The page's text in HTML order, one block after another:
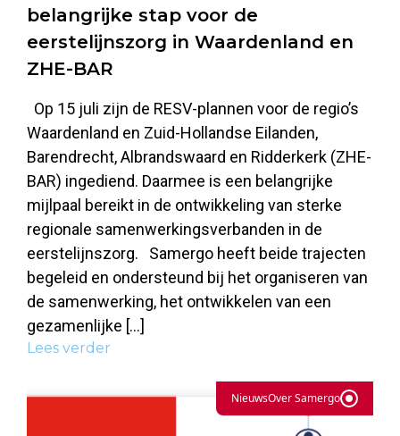
belangrijke stap voor de
eerstelijnszorg in Waardenland en
ZHE-BAR
Op 15 juli zijn de RESV-plannen voor de regio’s
Waardenland en Zuid-Hollandse Eilanden,
Barendrecht, Albrandswaard en Ridderkerk (ZHE-
BAR) ingediend. Daarmee is een belangrijke
mijlpaal bereikt in de ontwikkeling van sterke
regionale samenwerkingsverbanden in de
eerstelijnszorg. Samergo heeft beide trajecten
begeleid en ondersteund bij het organiseren van
de samenwerking, het ontwikkelen van een
gezamenlijke […]
Lees verder
NieuwsOver Samergo